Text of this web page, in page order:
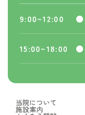
9:00~12:00 ●
15:00~18:00 ●
当院について
施設案内